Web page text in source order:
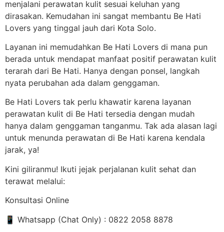
menjalani perawatan kulit sesuai keluhan yang
dirasakan. Kemudahan ini sangat membantu Be Hati
Lovers yang tinggal jauh dari Kota Solo.
Layanan ini memudahkan Be Hati Lovers di mana pun
berada untuk mendapat manfaat positif perawatan kulit
terarah dari Be Hati. Hanya dengan ponsel, langkah
nyata perubahan ada dalam genggaman.
Be Hati Lovers tak perlu khawatir karena layanan
perawatan kulit di Be Hati tersedia dengan mudah
hanya dalam genggaman tanganmu. Tak ada alasan lagi
untuk menunda perawatan di Be Hati karena kendala
jarak, ya!
Kini giliranmu! Ikuti jejak perjalanan kulit sehat dan
terawat melalui:
Konsultasi Online
📱 Whatsapp (Chat Only) : 0822 2058 8878